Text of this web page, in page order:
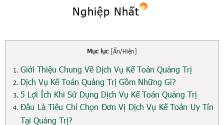
Nghiệp Nhất
Mục lục [Ẩn/Hiện]
Giới Thiệu Chung Về Dịch Vụ Kế Toán Quảng Trị
Dịch Vụ Kế Toán Quảng Trị Gồm Những Gì?
5 Lợi Ích Khi Sử Dụng Dịch Vụ Kế Toán Quảng Trị
Đâu Là Tiêu Chí Chọn Đơn Vị Dịch Vụ Kế Toán Uy Tín
Tại Quảng Trị?